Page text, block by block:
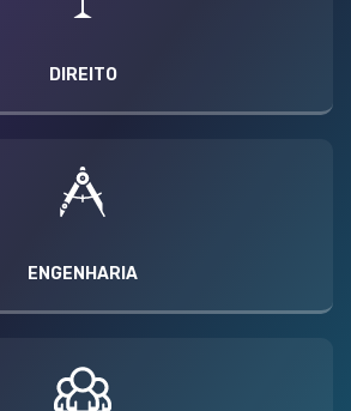
DIREITO
ENGENHARIA